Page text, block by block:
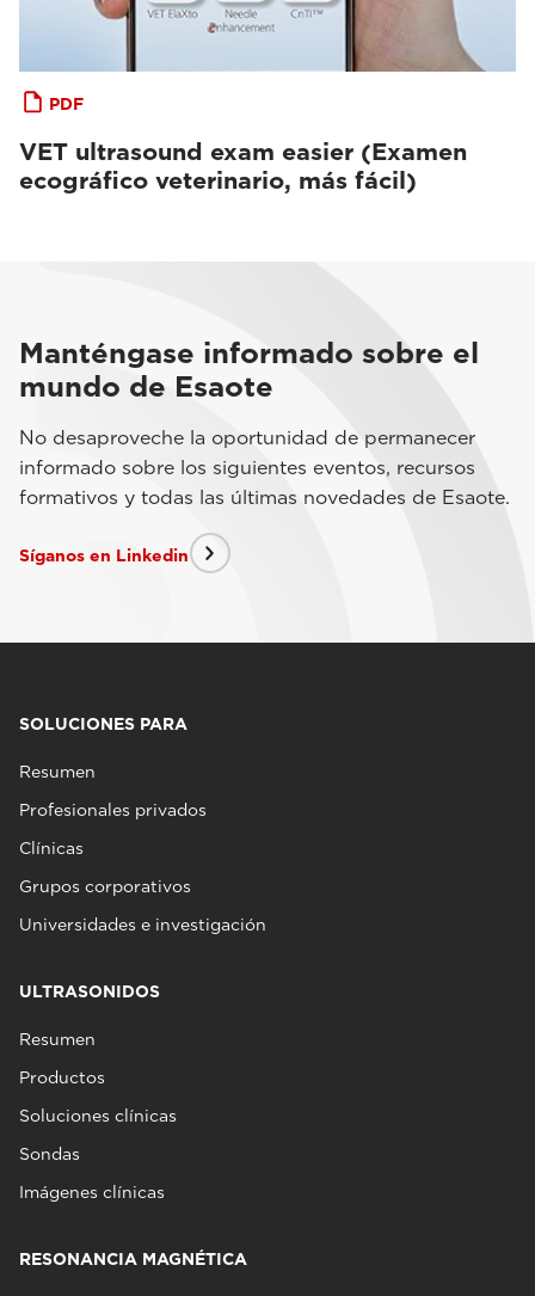
PDF
VET ultrasound exam easier (Examen
ecográfico veterinario, más fácil)
Manténgase informado sobre el
mundo de Esaote
No desaproveche la oportunidad de permanecer
informado sobre los siguientes eventos, recursos
formativos y todas las últimas novedades de Esaote.
Síganos en Linkedin
SOLUCIONES PARA
Resumen
Profesionales privados
Clínicas
Grupos corporativos
Universidades e investigación
ULTRASONIDOS
Resumen
Productos
Soluciones clínicas
Sondas
Imágenes clínicas
RESONANCIA MAGNÉTICA